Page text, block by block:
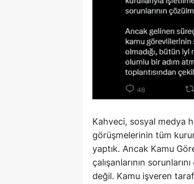
Kahveci, sosyal medya
görüşmelerinin tüm
yaptık. Ancak Kamu
çalışanlarının
değil. Kamu işveren